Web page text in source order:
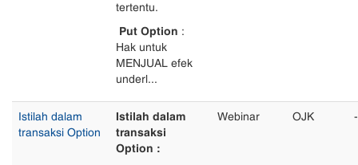
tertentu.
Put Option :
Hak untuk
MENJUAL efek
underl...
Istilah dalam
transaksi Option
Istilah dalam
transaksi
Option :
Webinar OJK -